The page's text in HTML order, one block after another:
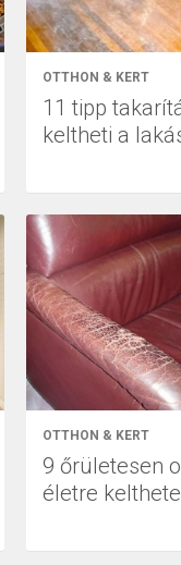
OTTHON & KERT
11 tipp
keltheti a
OTTHON & KERT
9 őrületesen
életre